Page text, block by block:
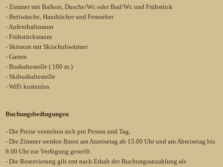
- Zimmer mit Balkon, Dusche/Wc oder Bad/Wc und Frühstück
- Bettwäsche, Handtücher und Fernseher
- Aufenthaltsraum
- Frühstücksraum
- Skiraum mit Skischuhwärmer
- Garten
- Bushaltestelle ( 100 m )
- Skibushaltestelle
- WiFi kostenlos
Buchungsbedingungen
- Die Preise verstehen sich pro Person und Tag.
- Die Zimmer werden Ihnen am Anreisetag ab 15.00 Uhr und am Abreisetag bis
9.00 Uhr zur Verfügung gestellt.
- Die Reservierung gilt erst nach Erhalt der Buchungsanzahlung als